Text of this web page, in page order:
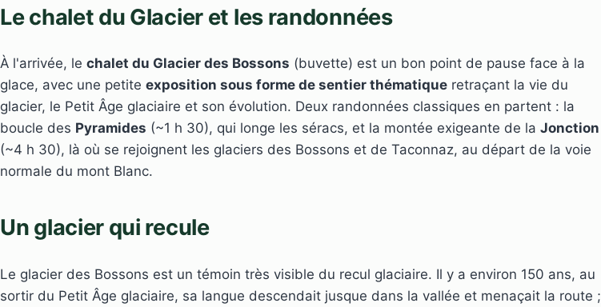
Le chalet du Glacier et les randonnées
À l'arrivée, le chalet du Glacier des Bossons (buvette) est un bon point de pause face à la
glace, avec une petite exposition sous forme de sentier thématique retraçant la vie du
glacier, le Petit Âge glaciaire et son évolution. Deux randonnées classiques en partent : la
boucle des Pyramides (~1 h 30), qui longe les séracs, et la montée exigeante de la Jonction
(~4 h 30), là où se rejoignent les glaciers des Bossons et de Taconnaz, au départ de la voie
normale du mont Blanc.
Un glacier qui recule
Le glacier des Bossons est un témoin très visible du recul glaciaire. Il y a environ 150 ans, au
sortir du Petit Âge glaciaire, sa langue descendait jusque dans la vallée et menaçait la route ;